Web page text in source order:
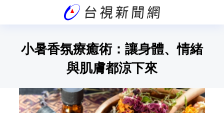
小暑香氛療癒術：讓身體、情緒
與肌膚都涼下來